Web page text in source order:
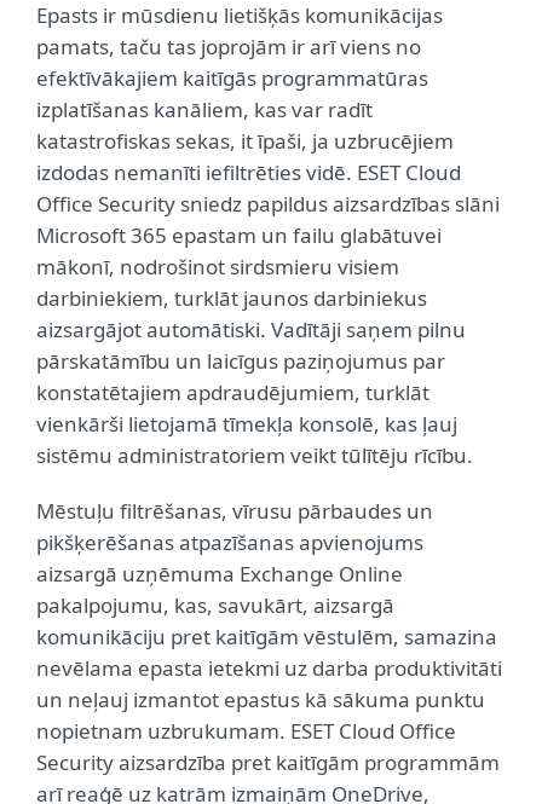
Epasts ir mūsdienu lietišķās komunikācijas
pamats, taču tas joprojām ir arī viens no
efektīvākajiem kaitīgās programmatūras
izplatīšanas kanāliem, kas var radīt
katastrofiskas sekas, it īpaši, ja uzbrucējiem
izdodas nemanīti iefiltrēties vidē. ESET Cloud
Office Security sniedz papildus aizsardzības slāni
Microsoft 365 epastam un failu glabātuvei
mākonī, nodrošinot sirdsmieru visiem
darbiniekiem, turklāt jaunos darbiniekus
aizsargājot automātiski. Vadītāji saņem pilnu
pārskatāmību un laicīgus paziņojumus par
konstatētajiem apdraudējumiem, turklāt
vienkārši lietojamā tīmekļa konsolē, kas ļauj
sistēmu administratoriem veikt tūlītēju rīcību.
Mēstuļu filtrēšanas, vīrusu pārbaudes un
pikšķerēšanas atpazīšanas apvienojums
aizsargā uzņēmuma Exchange Online
pakalpojumu, kas, savukārt, aizsargā
komunikāciju pret kaitīgām vēstulēm, samazina
nevēlama epasta ietekmi uz darba produktivitāti
un neļauj izmantot epastus kā sākuma punktu
nopietnam uzbrukumam. ESET Cloud Office
Security aizsardzība pret kaitīgām programmām
arī reaģē uz katrām izmaiņām OneDrive,